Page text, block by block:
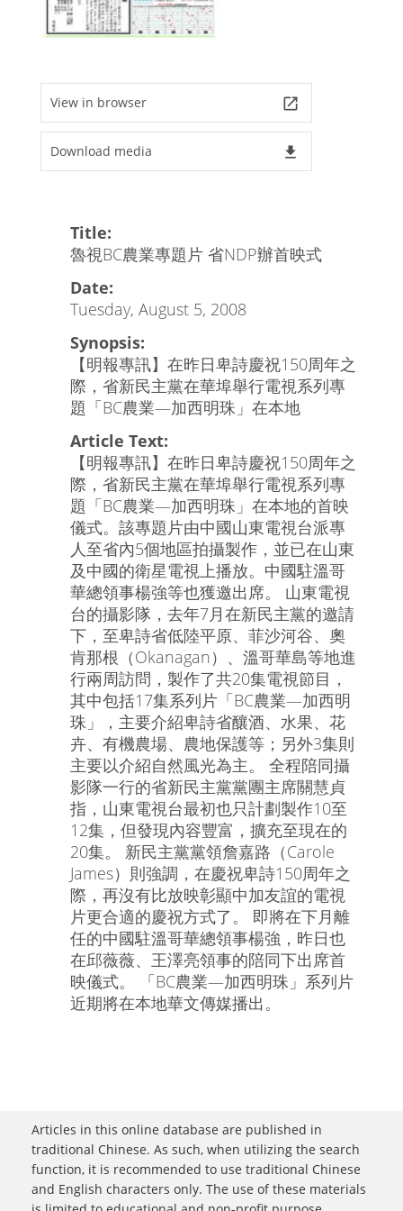
View in browser launch
Download media file_download
Title:
魯視BC農業專題片 省NDP辦首映式
Date:
Tuesday, August 5, 2008
Synopsis:
【明報專訊】在昨日卑詩慶祝150周年之
際，省新民主黨在華埠舉行電視系列專
題「BC農業—加西明珠」在本地
Article Text:
【明報專訊】在昨日卑詩慶祝150周年之
際，省新民主黨在華埠舉行電視系列專
題「BC農業—加西明珠」在本地的首映
儀式。該專題片由中國山東電視台派專
人至省內5個地區拍攝製作，並已在山東
及中國的衛星電視上播放。中國駐溫哥
華總領事楊強等也獲邀出席。 山東電視
台的攝影隊，去年7月在新民主黨的邀請
下，至卑詩省低陸平原、菲沙河谷、奧
肯那根（Okanagan）、溫哥華島等地進
行兩周訪問，製作了共20集電視節目，
其中包括17集系列片「BC農業—加西明
珠」，主要介紹卑詩省釀酒、水果、花
卉、有機農場、農地保護等；另外3集則
主要以介紹自然風光為主。 全程陪同攝
影隊一行的省新民主黨黨團主席關慧貞
指，山東電視台最初也只計劃製作10至
12集，但發現內容豐富，擴充至現在的
20集。 新民主黨黨領詹嘉路（Carole
James）則強調，在慶祝卑詩150周年之
際，再沒有比放映彰顯中加友誼的電視
片更合適的慶祝方式了。 即將在下月離
任的中國駐溫哥華總領事楊強，昨日也
在邱薇薇、王澤亮領事的陪同下出席首
映儀式。 「BC農業—加西明珠」系列片
近期將在本地華文傳媒播出。
Articles in this online database are published in
traditional Chinese. As such, when utilizing the search
function, it is recommended to use traditional Chinese
and English characters only. The use of these materials